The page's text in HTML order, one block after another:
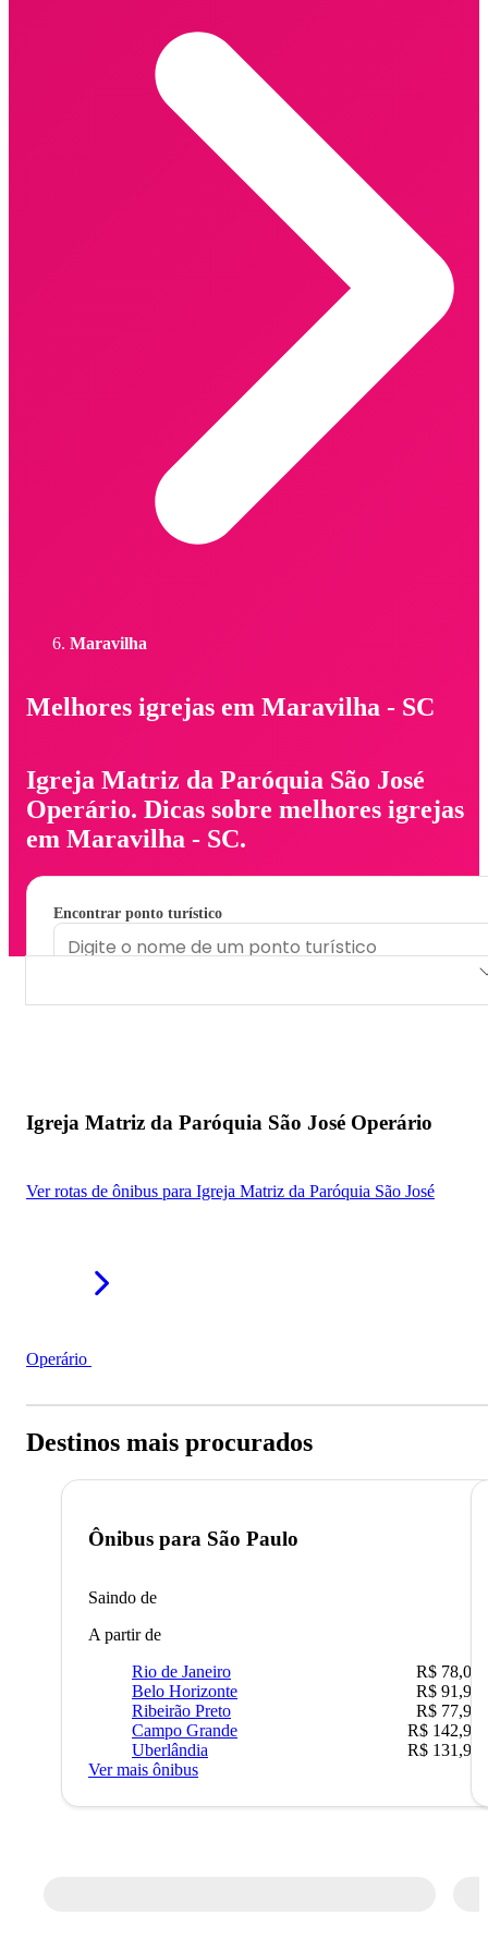
Maravilha
Melhores igrejas em Maravilha - SC
Igreja Matriz da Paróquia São José
Operário. Dicas sobre melhores igrejas
em Maravilha - SC.
Encontrar ponto turístico
Igreja Matriz da Paróquia São José Operário
Ver rotas de ônibus para Igreja Matriz da Paróquia São José
Operário
Destinos mais procurados
Ônibus para São Paulo
Saindo de
A partir de
Rio de Janeiro
R$ 78,02
Belo Horizonte
R$ 91,90
Ribeirão Preto
R$ 77,90
Campo Grande
R$ 142,90
Uberlândia
R$ 131,90
Ver mais ônibus